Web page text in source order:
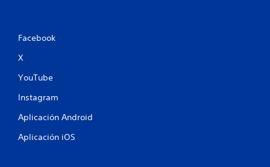
Facebook
X
YouTube
Instagram
Aplicación Android
Aplicación iOS